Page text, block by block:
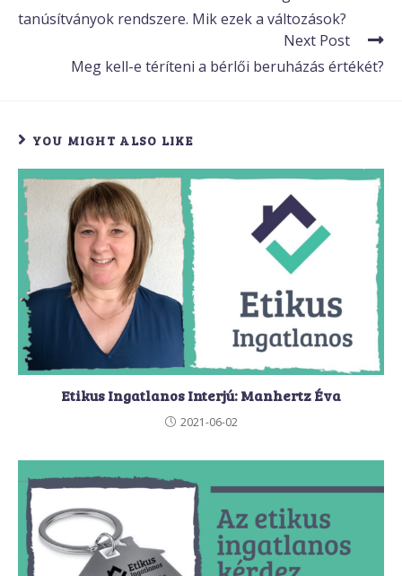
tanúsítványok rendszere. Mik ezek a változások?
Next Post
Meg kell-e téríteni a bérlői beruházás értékét?
YOU MIGHT ALSO LIKE
Etikus Ingatlanos Interjú: Manhertz Éva
2021-06-02